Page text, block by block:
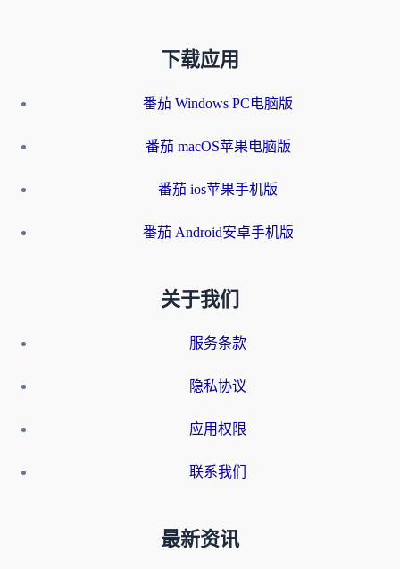
下载应用
番茄 Windows PC电脑版
番茄 macOS苹果电脑版
番茄 ios苹果手机版
番茄 Android安卓手机版
关于我们
服务条款
隐私协议
应用权限
联系我们
最新资讯